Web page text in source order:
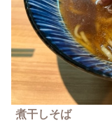
煮干しそば